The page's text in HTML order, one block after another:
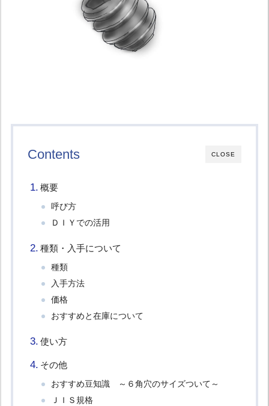
CLOSE
Contents
概要
呼び方
ＤＩＹでの活用
種類・入手について
種類
入手方法
価格
おすすめと在庫について
使い方
その他
おすすめ豆知識 ～６角穴のサイズついて～
ＪＩＳ規格